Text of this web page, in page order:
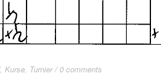
, Kurse, Turnier/0 comments